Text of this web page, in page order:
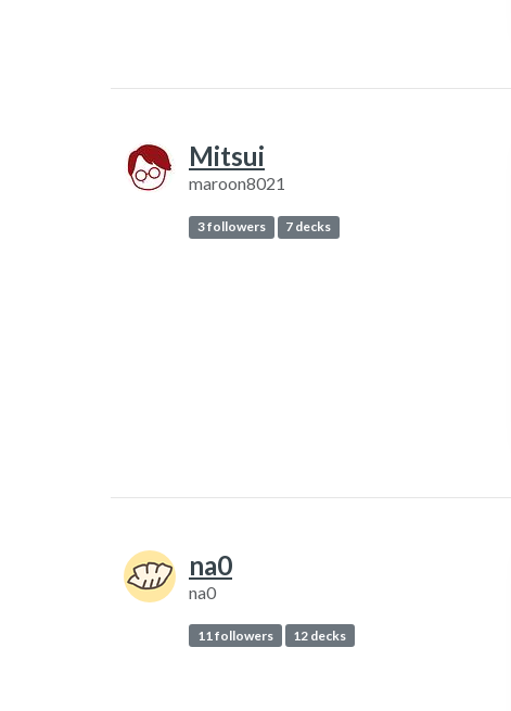
Mitsui
maroon8021
3 followers 7 decks
na0
na0
11 followers 12 decks